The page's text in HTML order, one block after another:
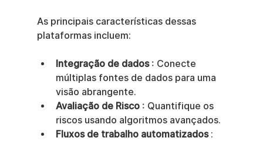
As principais características dessas
plataformas incluem:
Integração de dados : Conecte
múltiplas fontes de dados para uma
visão abrangente.
Avaliação de Risco : Quantifique os
riscos usando algoritmos avançados.
Fluxos de trabalho automatizados :